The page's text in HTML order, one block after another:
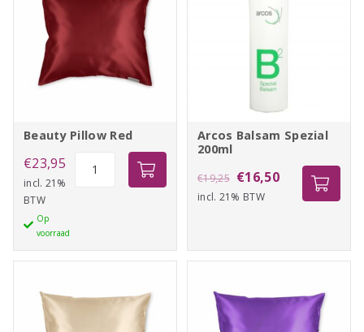
Beauty Pillow Red
€23,95
incl. 21%
BTW
Op
voorraad
Arcos Balsam Spezial
200ml
€19,25 Oorspronkelijke
prijs
€16,50Huidige
prijs
incl. 21% BTW